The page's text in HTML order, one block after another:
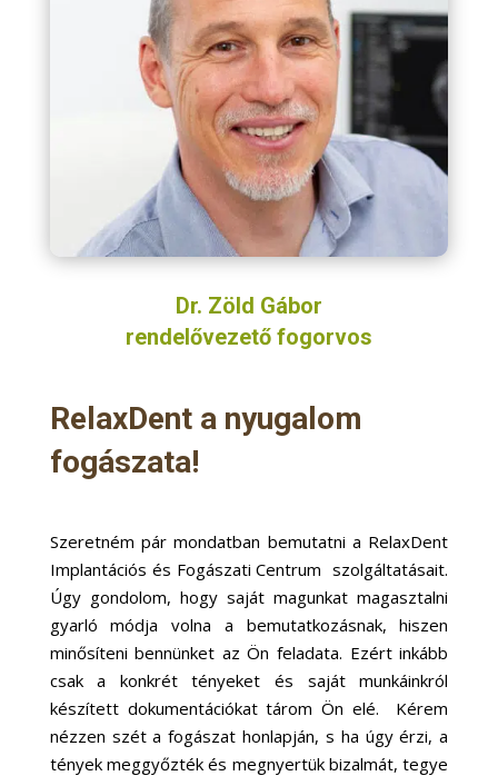
Dr. Zöld Gábor
rendelővezető fogorvos
RelaxDent a nyugalom
fogászata!
Szeretném pár mondatban bemutatni a RelaxDent
Implantációs és Fogászati Centrum szolgáltatásait.
Úgy gondolom, hogy saját magunkat magasztalni
gyarló módja volna a bemutatkozásnak, hiszen
minősíteni bennünket az Ön feladata. Ezért inkább
csak a konkrét tényeket és saját munkáinkról
készített dokumentációkat tárom Ön elé. Kérem
nézzen szét a fogászat honlapján, s ha úgy érzi, a
tények meggyőzték és megnyertük bizalmát, tegye